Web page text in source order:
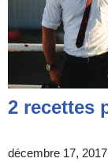
2 recettes
décembre 17, 2017